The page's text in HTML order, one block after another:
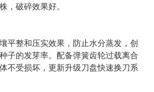
，破碎效果好。
平整和压实效果，防止水分蒸发，创
子的发芽率。配备弹簧齿轮过载离合
不受损坏，更新升级刀盘快速换刀系